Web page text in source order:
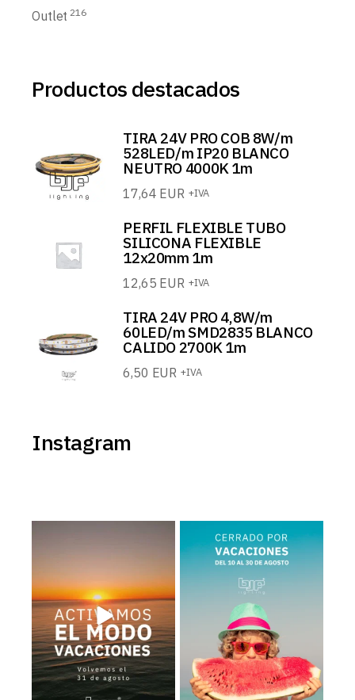
Outlet 216
Productos destacados
TIRA 24V PRO COB 8W/m
528LED/m IP20 BLANCO
NEUTRO 4000K 1m
17,64 EUR +IVA
PERFIL FLEXIBLE TUBO
SILICONA FLEXIBLE
12x20mm 1m
12,65 EUR +IVA
TIRA 24V PRO 4,8W/m
60LED/m SMD2835 BLANCO
CALIDO 2700K 1m
6,50 EUR +IVA
Instagram
1 0
BJF Lighting permanecerá
𝗰𝗲𝗿𝗿𝗮𝗱𝗼 𝗽𝗼𝗿...
2